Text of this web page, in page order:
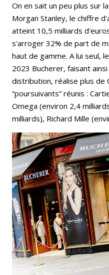
On en sait un peu plus sur
Morgan Stanley, le chiffre
atteint 10,5 milliards
s'arroger 32% de part de
haut de gamme. A lui seul,
2023 Bucherer, faisant
distribution, réalise plus de
“poursuivants” réunis :
Omega (environ 2,4
milliards), Richard Mille